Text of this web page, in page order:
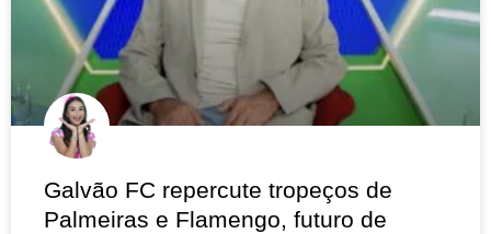
Galvão FC repercute tropeços de
Palmeiras e Flamengo, futuro de